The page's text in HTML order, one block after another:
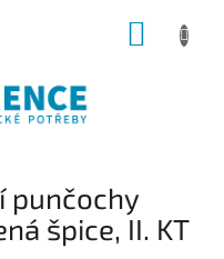
punčochy
špice, II. KT